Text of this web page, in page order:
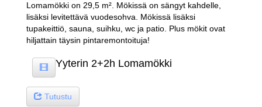
Lomamökki on 29,5 m². Mökissä on sängyt kahdelle,
lisäksi levitettävä vuodesohva. Mökissä lisäksi
tupakeittiö, sauna, suihku, wc ja patio. Plus mökit ovat
hiljattain täysin pintaremontoituja!
Yyterin 2+2h Lomamökki
Tutustu